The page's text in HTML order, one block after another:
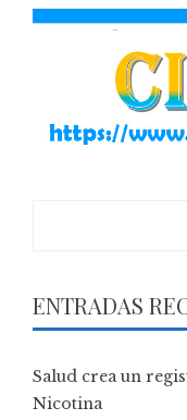
ENTRADAS
Salud crea un
Nicotina